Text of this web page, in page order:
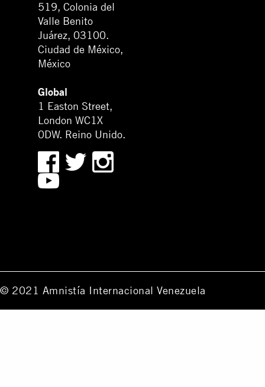
519, Colonia del
Valle Benito
Juárez, 03100.
Ciudad de México,
México
Global
1 Easton Street,
London WC1X
0DW. Reino Unido.
© 2021 Amnistía Internacional Venezuela